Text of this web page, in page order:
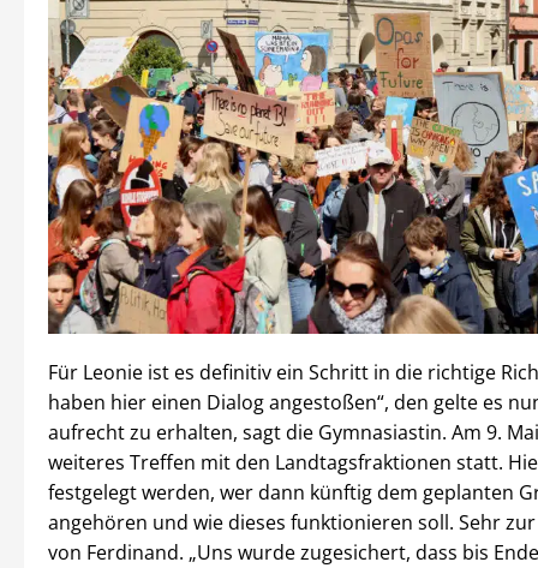
Für Leonie ist es definitiv ein Schritt in die richtige
haben hier einen Dialog angestoßen“, den gelte es
aufrecht zu erhalten, sagt die Gymnasiastin. Am 9.
weiteres Treffen mit den Landtagsfraktionen statt.
festgelegt werden, wer dann künftig dem geplanten
angehören und wie dieses funktionieren soll. Sehr
von Ferdinand. „Uns wurde zugesichert, dass bis